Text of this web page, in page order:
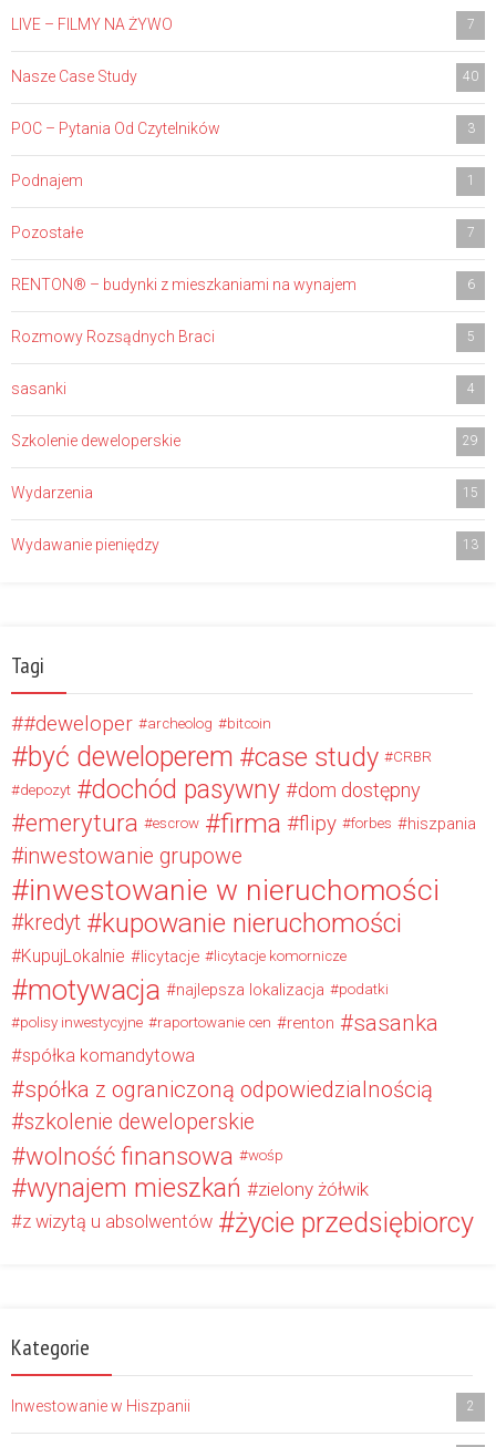
LIVE – FILMY NA ŻYWO 7
Nasze Case Study 40
POC – Pytania Od Czytelników 3
Podnajem 1
Pozostałe 7
RENTON® – budynki z mieszkaniami na wynajem 6
Rozmowy Rozsądnych Braci 5
sasanki 4
Szkolenie deweloperskie 29
Wydarzenia 15
Wydawanie pieniędzy 13
Tagi
#deweloper archeolog bitcoin
być deweloperem case study
CRBR
depozyt
dochód pasywny dom dostępny
emerytura escrow firma flipy forbes hiszpania
inwestowanie grupowe
inwestowanie w nieruchomości
kredyt kupowanie nieruchomości
KupujLokalnie licytacje licytacje komornicze
motywacja najlepsza lokalizacja
podatki
polisy inwestycyjne
raportowanie cen renton sasanka
spółka komandytowa
spółka z ograniczoną odpowiedzialnością
szkolenie deweloperskie
wolność finansowa wośp
wynajem mieszkań zielony żółwik
z wizytą u absolwentów życie przedsiębiorcy
Kategorie
Inwestowanie w Hiszpanii 2